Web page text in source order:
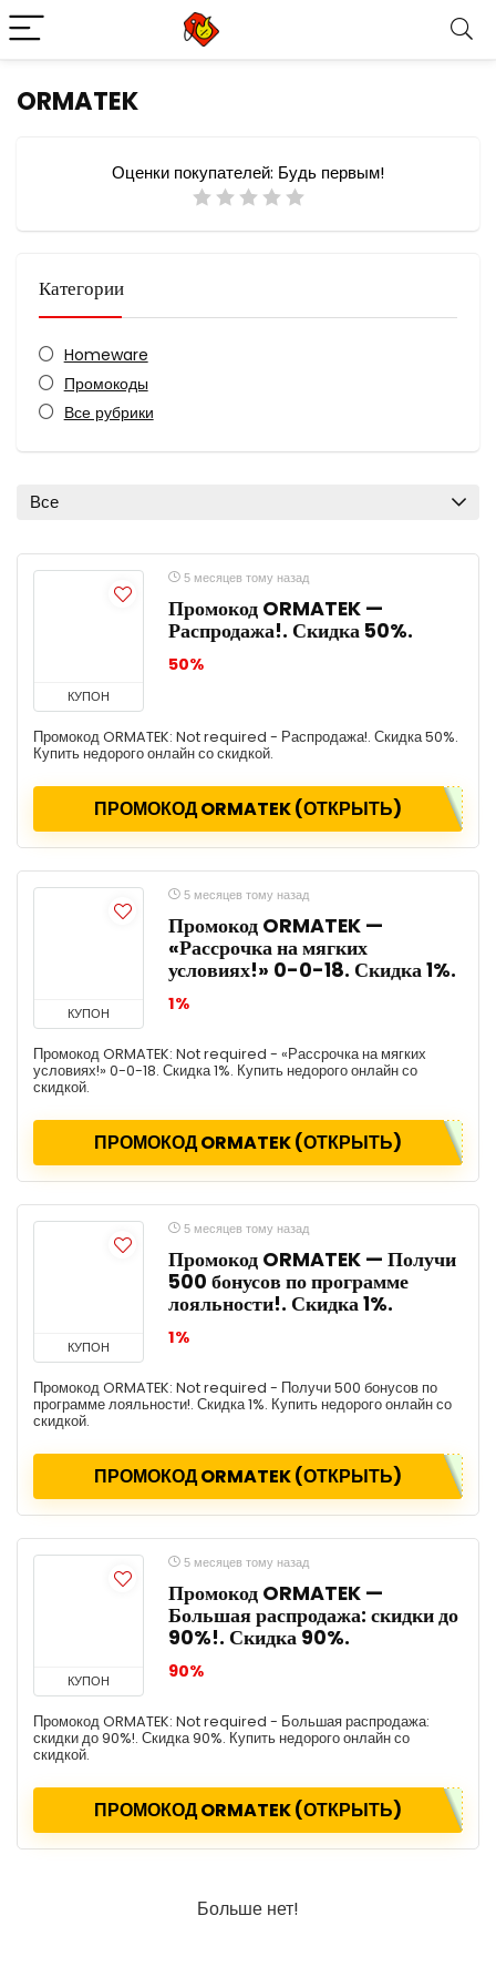
ORMATEK
Оценки покупателей: Будь первым!
Категории
Homeware
Промокоды
Все рубрики
Все
КУПОН
5 месяцев тому назад
Промокод ORMATEK —
Распродажа!. Скидка 50%.
50%
Промокод ORMATEK: Not required - Распродажа!. Скидка 50%.
Купить недорого онлайн со скидкой.
ПРОМОКОД ORMATEK (ОТКРЫТЬ)
КУПОН
5 месяцев тому назад
Промокод ORMATEK —
«Рассрочка на мягких
условиях!» 0-0-18. Скидка 1%.
1%
Промокод ORMATEK: Not required - «Рассрочка на мягких
условиях!» 0-0-18. Скидка 1%. Купить недорого онлайн со
скидкой.
ПРОМОКОД ORMATEK (ОТКРЫТЬ)
КУПОН
5 месяцев тому назад
Промокод ORMATEK — Получи
500 бонусов по программе
лояльности!. Скидка 1%.
1%
Промокод ORMATEK: Not required - Получи 500 бонусов по
программе лояльности!. Скидка 1%. Купить недорого онлайн со
скидкой.
ПРОМОКОД ORMATEK (ОТКРЫТЬ)
КУПОН
5 месяцев тому назад
Промокод ORMATEK —
Большая распродажа: скидки до
90%!. Скидка 90%.
90%
Промокод ORMATEK: Not required - Большая распродажа:
скидки до 90%!. Скидка 90%. Купить недорого онлайн со
скидкой.
ПРОМОКОД ORMATEK (ОТКРЫТЬ)
Больше нет!